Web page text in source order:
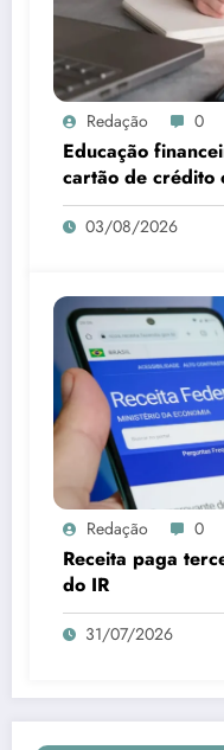
Redação 0
Educação
cartão de crédito
03/08/2026
Redação 0
Receita paga
do IR
31/07/2026